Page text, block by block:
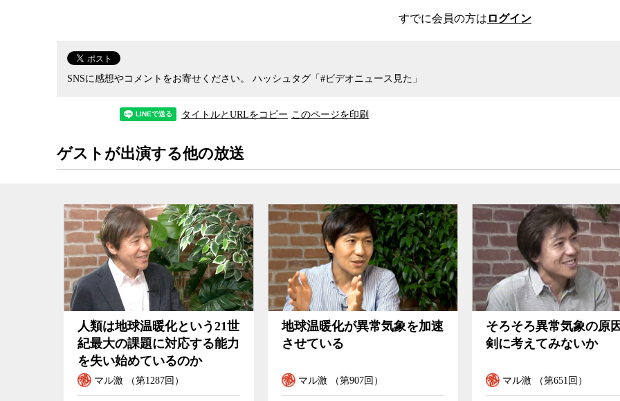
命前から1.5度は気温上昇することが見込まれている。江守氏はここまで1.1度上昇しただけでも、
島嶼諸国などに深刻な影響が出ていることを指摘したうえで、今後対策を加速させる必要があると
環境問題を考える上で、過去に先進国が経済成長するなかで生じた環境問題のつけを現在の途上
広がってきている。他者に対する想像力を持って対策を講じる必要があると語る江守氏と環境ジャ
すでに会員の方は ログイン
SNSに感想やコメントをお寄せください。 ハッシュタグ「#ビデオニュース見た」
タイトルとURLをコピー このページを印刷
ゲストが出演する他の放送
人類は地球温暖化という21世
紀最大の課題に対応する能力
を失い始めているのか
マル激 （第1287回）
地球温暖化が異常気象を加速
させている
マル激 （第907回）
そろそろ異常気象の原
剣に考えてみないか
マル激 （第651回）